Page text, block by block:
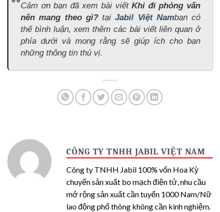
Cảm ơn bạn đã xem bài viếtKhi đi phỏng vấn
nên mang theo gì?tạiJabil Việt Nambạn có
thể bình luận, xem thêm các bài viết liên quan ở
phía dưới và mong rằng sẽ giúp ích cho bạn
những thông tin thú vị.
CÔNG TY TNHH JABIL VIỆT NAM
Công ty TNHH Jabil 100% vốn Hoa Kỳ
chuyển sản xuất bo mạch điện tử, nhu cầu
mở rộng sản xuất cần tuyển 1000 Nam/Nữ
lao động phổ thông không cần kinh nghiệm.